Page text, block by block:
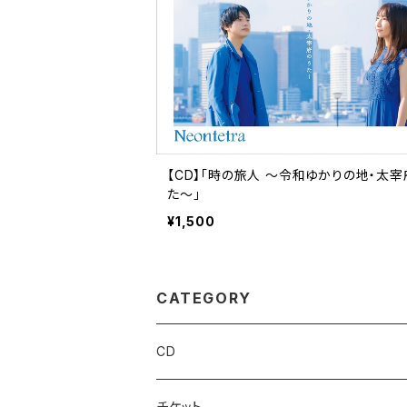
【CD】「時の旅人 ～令和ゆかりの地・太
た～」
¥1,500
CATEGORY
CD